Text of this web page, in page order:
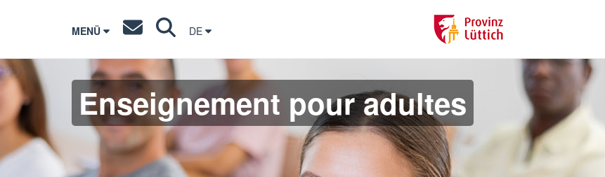
MENÜ DE
Enseignement pour adultes